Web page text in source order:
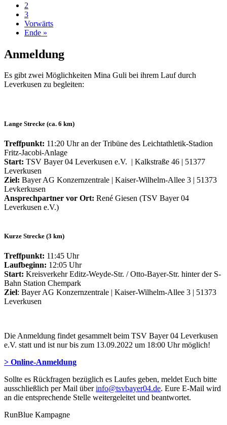
2
3
Vorwärts
Ende »
Anmeldung
Es gibt zwei Möglichkeiten Mina Guli bei ihrem Lauf durch
Leverkusen zu begleiten:
Lange Strecke (ca. 6 km)
Treffpunkt: 11:20 Uhr an der Tribüne des Leichtathletik-Stadion
Fritz-Jacobi-Anlage
Start: TSV Bayer 04 Leverkusen e.V. | Kalkstraße 46 | 51377
Leverkusen
Ziel: Bayer AG Konzernzentrale | Kaiser-Wilhelm-Allee 3 | 51373
Levkerkusen
Ansprechpartner vor Ort: René Giesen (TSV Bayer 04
Leverkusen e.V.)
Kurze Strecke (3 km)
Treffpunkt: 11:45 Uhr
Laufbeginn: 12:05 Uhr
Start: Kreisverkehr Editz-Weyde-Str. / Otto-Bayer-Str. hinter der S-
Bahn Station Chempark
Ziel: Bayer AG Konzernzentrale | Kaiser-Wilhelm-Allee 3 | 51373
Leverkusen
Die Anmeldung findet gesammelt beim TSV Bayer 04 Leverkusen
e.V. statt und ist nur bis zum 13.09.2022 um 18:00 Uhr möglich!
> Online-Anmeldung
Sollte es Rückfragen bezüglich es Laufes geben, meldet Euch bitte
ausschließlich per Mail überinfo@tsvbayer04.de. Eure E-Mail wird
an die entsprechende Stelle weitergeleitet und beantwortet.
RunBlue Kampagne